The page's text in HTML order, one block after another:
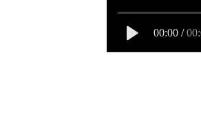
00:00 /